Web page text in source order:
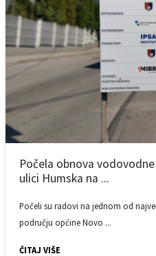
Počela obnova
ulici Humska na ...
Počeli su radovi na jednom od
području općine Novo ...
ČITAJ VIŠE